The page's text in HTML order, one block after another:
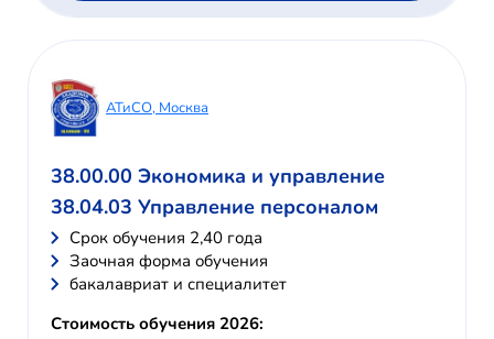
АТиСО, Москва
38.00.00 Экономика и управление
38.04.03 Управление персоналом
Cрок обучения 2,40 года
Заочная форма обучения
бакалавриат и специалитет
Стоимость обучения 2026: